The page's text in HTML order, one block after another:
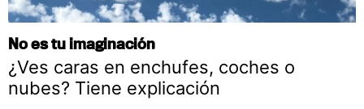
No es tu imaginación
¿Ves caras en enchufes, coches o
nubes? Tiene explicación